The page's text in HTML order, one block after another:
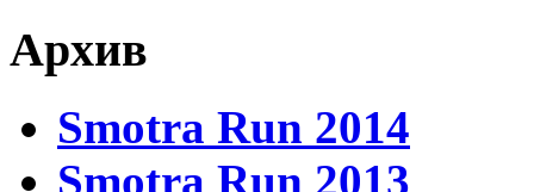
Архив
Smotra Run 2014
Smotra Run 2013